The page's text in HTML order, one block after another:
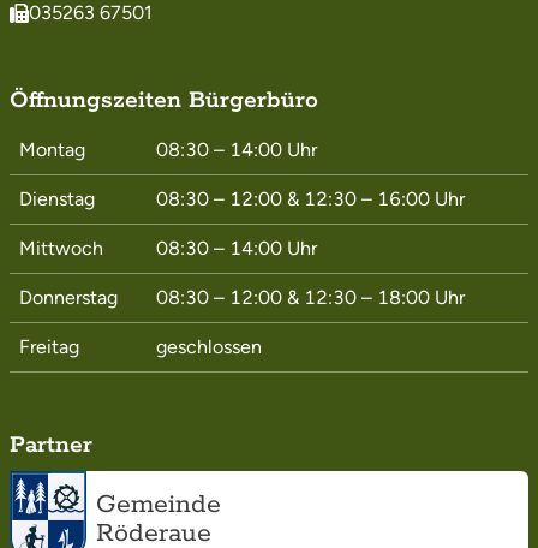
035263 67501
Öffnungszeiten Bürgerbüro
Montag 08:30 – 14:00 Uhr
Dienstag 08:30 – 12:00 & 12:30 – 16:00 Uhr
Mittwoch 08:30 – 14:00 Uhr
Donnerstag 08:30 – 12:00 & 12:30 – 18:00 Uhr
Freitag geschlossen
Partner
Gemeinde
Röderaue